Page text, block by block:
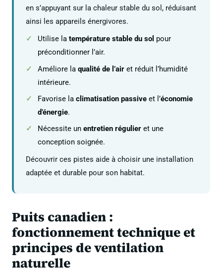
en s’appuyant sur la chaleur stable du sol, réduisant
ainsi les appareils énergivores.
Utilise la température stable du sol pour
préconditionner l’air.
Améliore la qualité de l’air et réduit l’humidité
intérieure.
Favorise la climatisation passive et l’économie
d’énergie.
Nécessite un entretien régulier et une
conception soignée.
Découvrir ces pistes aide à choisir une installation
adaptée et durable pour son habitat.
Puits canadien :
fonctionnement technique et
principes de ventilation
naturelle